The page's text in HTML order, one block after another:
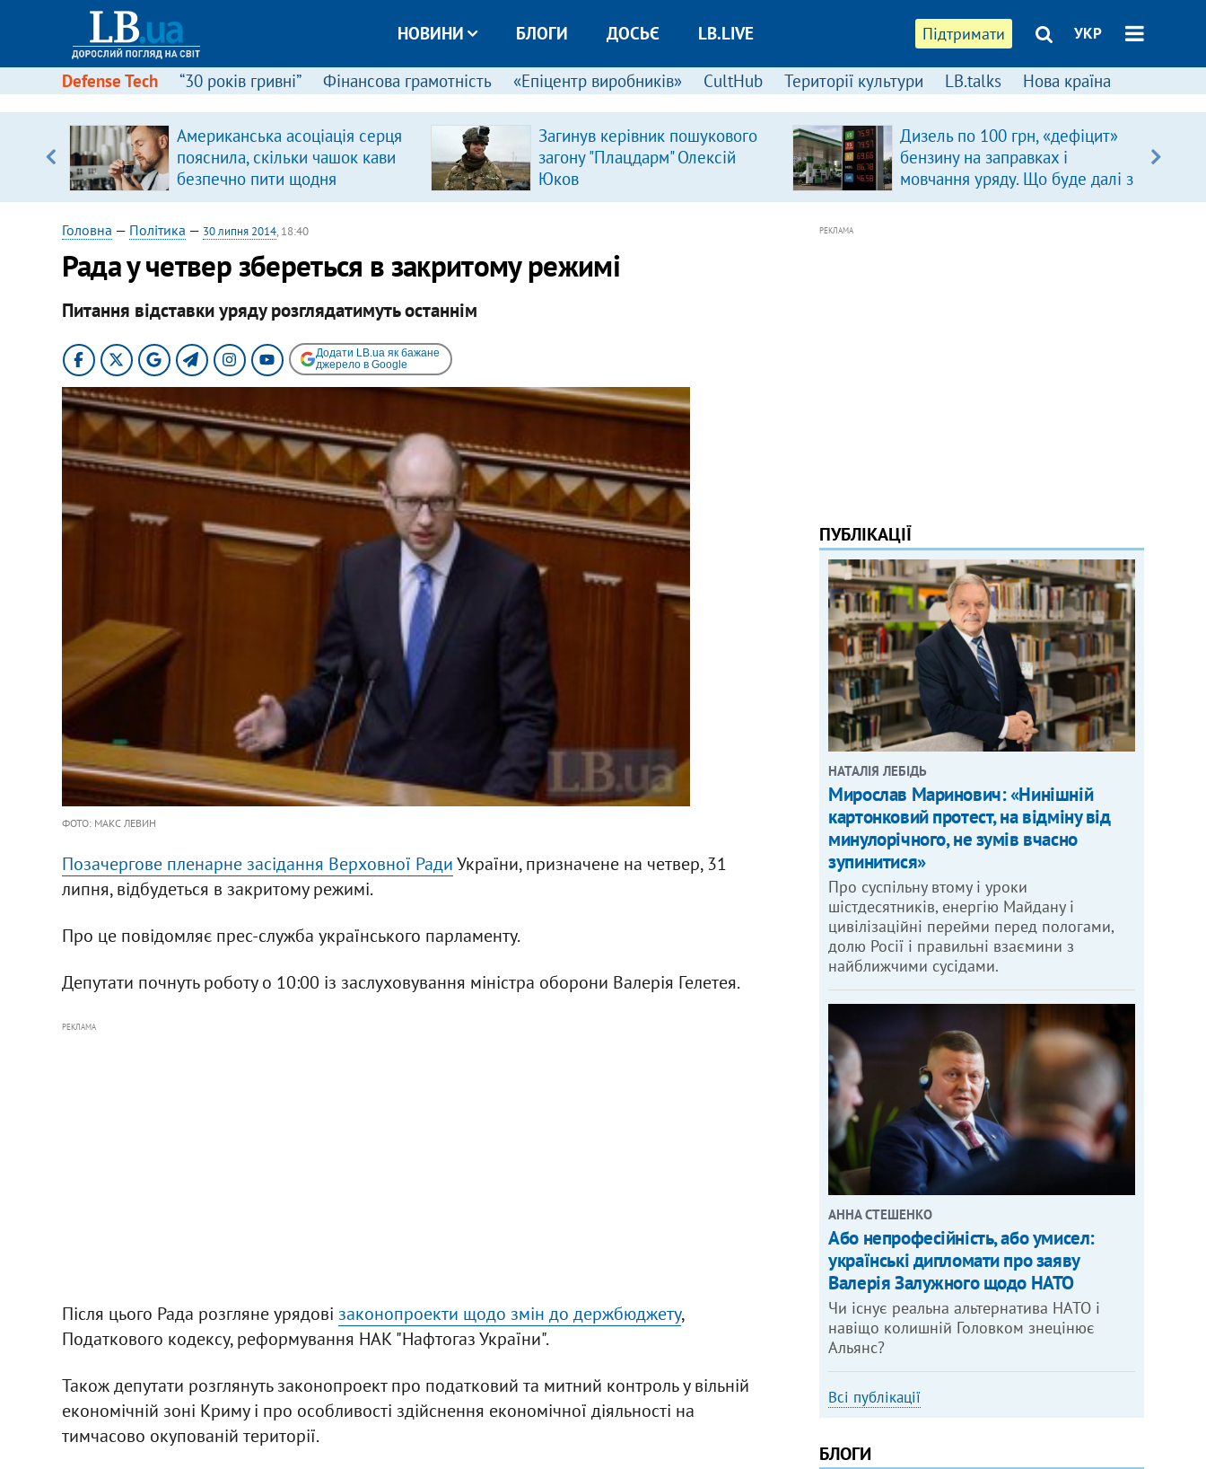
Підтримати УКР
НОВИНИ БЛОГИ ДОСЬЄ LB.LIVE
Defense Tech “30 років гривні” Фінансова грамотність «Епіцентр виробників» CultHub Території культури LB.talks Нова країна
Американська асоціація серця
пояснила, скільки чашок кави
безпечно пити щодня
Загинув керівник пошукового
загону "Плацдарм" Олексій
Юков
Дизель по 100 грн, «дефіцит»
бензину на заправках і
мовчання уряду. Що буде далі з
цінами на пальне?
Головна — Політика — 30 липня 2014, 18:40
Рада у четвер збереться в закритому режимі
Питання відставки уряду розглядатимуть останнім
Додати LB.ua як бажане
джерело в Google
ФОТО: МАКС ЛЕВИН
Позачергове пленарне засідання Верховної РадиУкраїни, призначене на четвер, 31
липня, відбудеться в закритому режимі.
Про це повідомляє прес-служба українського парламенту.
Депутати почнуть роботу о 10:00 із заслуховування міністра оборони Валерія Гелетея.
РЕКЛАМА
Після цього Рада розгляне урядові законопроекти щодо змін до держбюджету,
Податкового кодексу, реформування НАК "Нафтогаз України".
Також депутати розглянуть законопроект про податковий та митний контроль у вільній
економічній зоні Криму і про особливості здійснення економічної діяльності на
тимчасово окупованій території.
РЕКЛАМА
ПУБЛІКАЦІЇ
НАТАЛІЯ ЛЕБІДЬ
Мирослав Маринович: «Нинішній
картонковий протест, на відміну від
минулорічного, не зумів вчасно
зупинитися»
Про суспільну втому і уроки
шістдесятників, енергію Майдану і
цивілізаційні перейми перед пологами,
долю Росії і правильні взаємини з
найближчими сусідами.
АННА СТЕШЕНКО
Або непрофесійність, або умисел:
українські дипломати про заяву
Валерія Залужного щодо НАТО
Чи існує реальна альтернатива НАТО і
навіщо колишній Головком знецінює
Альянс?
Всі публікації
БЛОГИ